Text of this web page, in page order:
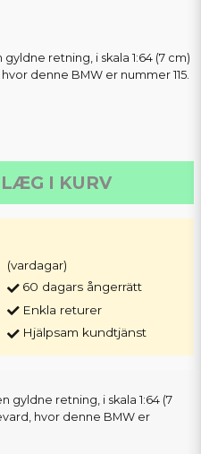
retning, i skala 1:64 (7 cm)
denne BMW er nummer 115.
LÆG I KURV
(vardagar)
60 dagars ångerrätt
Enkla returer
Hjälpsam kundtjänst
gyldne retning, i skala 1:64 (7
hvor denne BMW er